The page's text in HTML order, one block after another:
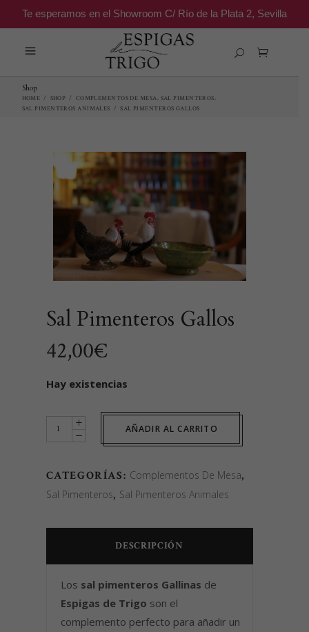
Te esperamos en el Showroom C/ Río de la Plata 2, Sevilla
Shop
HOME / SHOP / COMPLEMENTOS DE MESA, SAL PIMENTEROS,
SAL PIMENTEROS ANIMALES /SAL PIMENTEROS GALLOS
Sal Pimenteros Gallos
42,00€
Hay existencias
Sal
quantity
AÑADIR AL CARRITO
CATEGORÍAS: Complementos De Mesa,
Sal Pimenteros, Sal Pimenteros Animales
DESCRIPCIÓN
Los sal pimenteros Gallinas de
Espigas de Trigo son el
complemento perfecto para añadir un